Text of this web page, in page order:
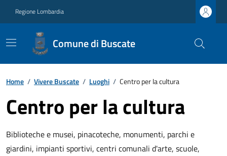
Regione Lombardia
Comune di Buscate
Home / Vivere Buscate / Luoghi / Centro per la cultura
Centro per la cultura
Biblioteche e musei, pinacoteche, monumenti, parchi e
giardini, impianti sportivi, centri comunali d'arte, scuole,